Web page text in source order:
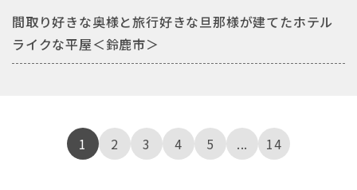
間取り好きな奥様と旅行好きな旦那様が建てたホテル
ライクな平屋＜鈴鹿市＞
1 2 3 4 5 ... 14